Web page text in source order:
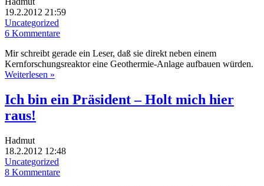
19.2.2012 21:59
Uncategorized
6 Kommentare
Mir schreibt gerade ein Leser, daß sie direkt neben einem
Kernforschungsreaktor eine Geothermie-Anlage aufbauen würden.
Weiterlesen »
Ich bin ein Präsident – Holt mich hier
raus!
Hadmut
18.2.2012 12:48
Uncategorized
8 Kommentare